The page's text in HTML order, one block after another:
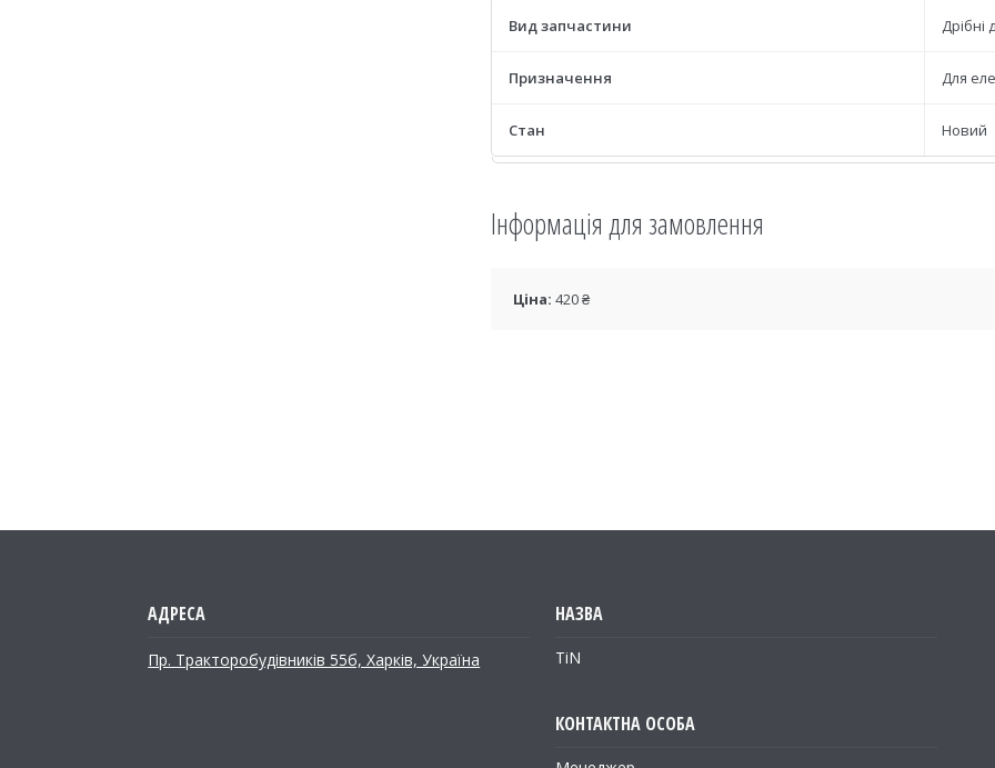
Вид запчастини Дрібні
Призначення Для
Стан Новий
Інформація для замовлення
Ціна: 420 ₴
Пр. Тракторобудiвникiв 55б, Харків, Україна TiN